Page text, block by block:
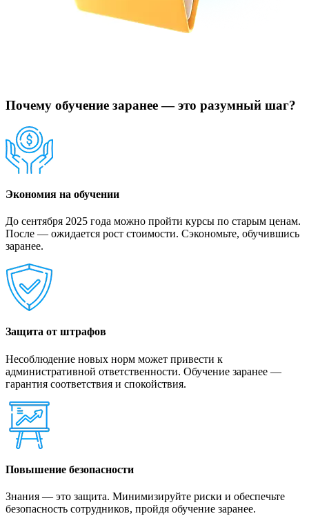
Почему обучение заранее — это разумный шаг?
Экономия на обучении
До сентября 2025 года можно пройти курсы по старым ценам.
После — ожидается рост стоимости. Сэкономьте, обучившись
заранее.
Защита от штрафов
Несоблюдение новых норм может привести к
административной ответственности. Обучение заранее —
гарантия соответствия и спокойствия.
Повышение безопасности
Знания — это защита. Минимизируйте риски и обеспечьте
безопасность сотрудников, пройдя обучение заранее.